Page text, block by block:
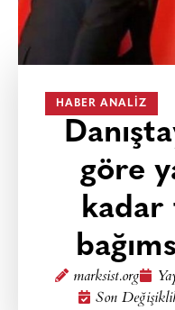
HABER ANALIZ
göre
kadar
marksist.org
Son